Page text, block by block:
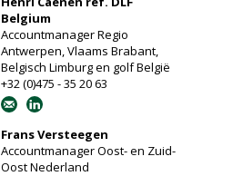
Belgium
Accountmanager Regio
Antwerpen, Vlaams Brabant,
Belgisch Limburg en golf België
+32 (0)475 - 35 20 63
Frans Versteegen
Accountmanager Oost- en Zuid-
Oost Nederland